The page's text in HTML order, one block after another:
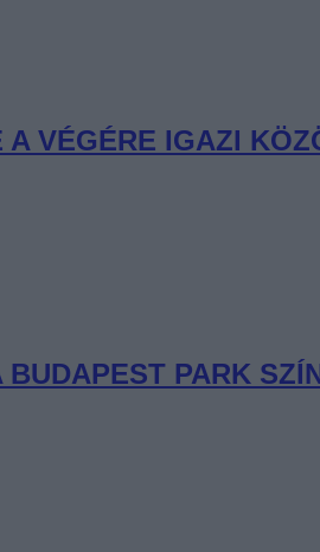
A VÉGÉRE IGAZI
PARK